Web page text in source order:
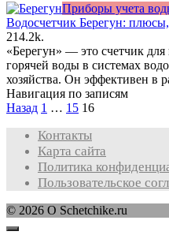
Приборы учета
Водосчетчик Берегун:
214.2k.
«Берегун» — это счетчик
горячей воды в системах
хозяйства. Он эффективен в
Навигация по записям
Назад 1 … 15 16
Контакты
Карта сайта
Политика
Пользовательское
© 2026 O Schetchike.ru